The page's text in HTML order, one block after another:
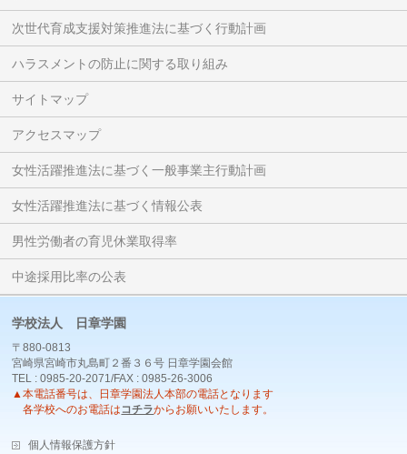
次世代育成支援対策推進法に基づく行動計画
ハラスメントの防止に関する取り組み
サイトマップ
アクセスマップ
女性活躍推進法に基づく一般事業主行動計画
女性活躍推進法に基づく情報公表
男性労働者の育児休業取得率
中途採用比率の公表
学校法人 日章学園
〒880-0813
宮崎県宮崎市丸島町２番３６号 日章学園会館
TEL : 0985-20-2071/FAX : 0985-26-3006
▲本電話番号は、日章学園法人本部の電話となります
各学校へのお電話は コチラからお願いいたします。
個人情報保護方針